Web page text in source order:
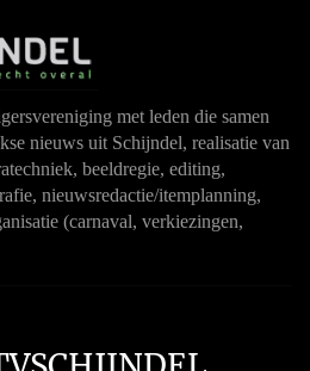
met leden die samen
nieuws uit Schijndel, realisatie van
beeldregie, editing,
nieuwsredactie/itemplanning,
(carnaval, verkiezingen,